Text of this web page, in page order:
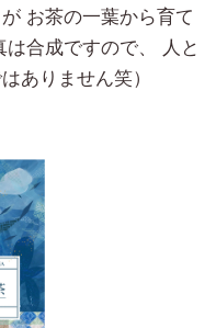
お茶の一葉から育て
合成ですので、 人と
ありません笑）